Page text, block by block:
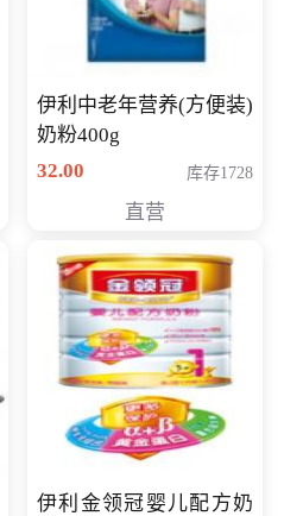
伊利中老年营养(方便装)
奶粉400g
32.00
库存1728
直营
伊利金领冠婴儿配方奶